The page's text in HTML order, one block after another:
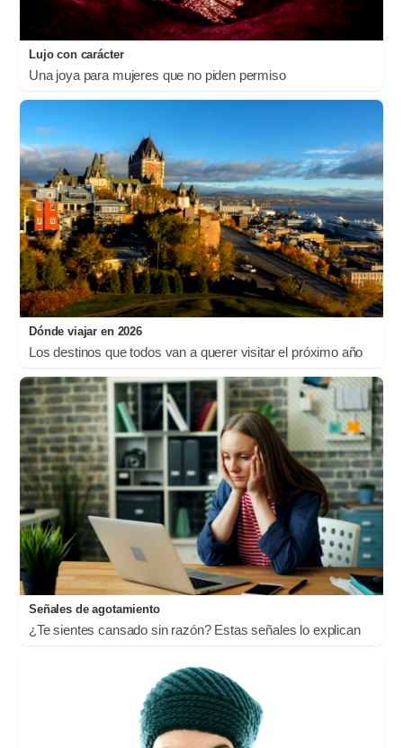
Lujo con carácter
Una joya para mujeres que no piden permiso
Dónde viajar en 2026
Los destinos que todos van a querer visitar el próximo año
Señales de agotamiento
¿Te sientes cansado sin razón? Estas señales lo explican